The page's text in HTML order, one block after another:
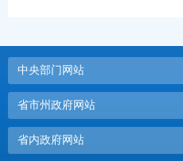
中央部门网站
省市州政府网站
省内政府网站